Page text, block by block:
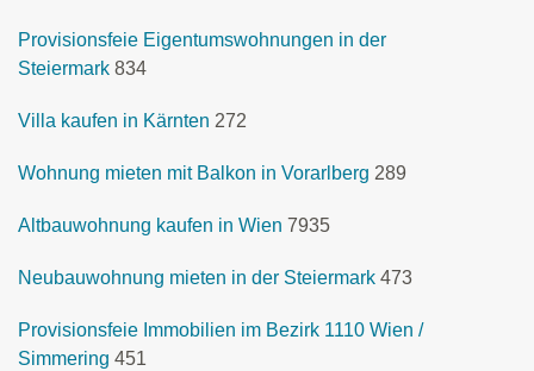
Provisionsfeie Eigentumswohnungen in der
Steiermark 834
Villa kaufen in Kärnten 272
Wohnung mieten mit Balkon in Vorarlberg 289
Altbauwohnung kaufen in Wien 7935
Neubauwohnung mieten in der Steiermark 473
Provisionsfeie Immobilien im Bezirk 1110 Wien /
Simmering 451